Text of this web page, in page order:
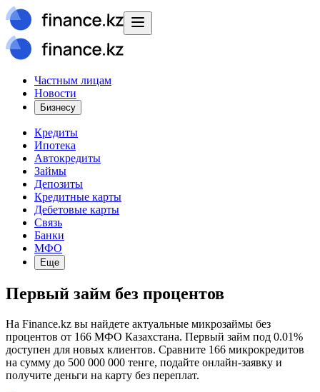
Частным лицам
Новости
Бизнесу
Кредиты
Ипотека
Автокредиты
Займы
Депозиты
Кредитные карты
Дебетовые карты
Связь
Банки
МФО
Еще
Первый займ без процентов
На Finance.kz вы найдете актуальные микрозаймы без
процентов от 166 МФО Казахстана. Первый займ под 0.01%
доступен для новых клиентов. Сравните 166 микрокредитов
на сумму до 500 000 000 тенге, подайте онлайн-заявку и
получите деньги на карту без переплат.